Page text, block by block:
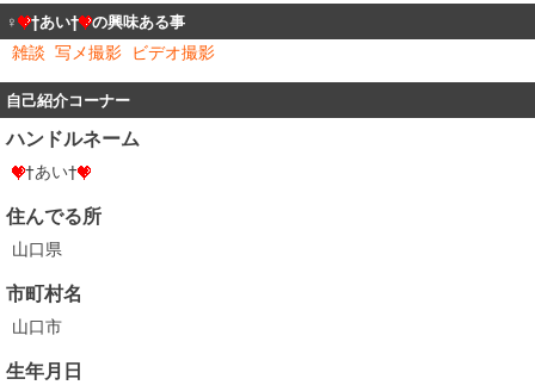
♀ †あい† の興味ある事
雑談 写メ撮影 ビデオ撮影
自己紹介コーナー
ハンドルネーム
†あい†
住んでる所
山口県
市町村名
山口市
生年月日